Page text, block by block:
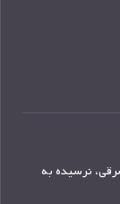
نرسیده به